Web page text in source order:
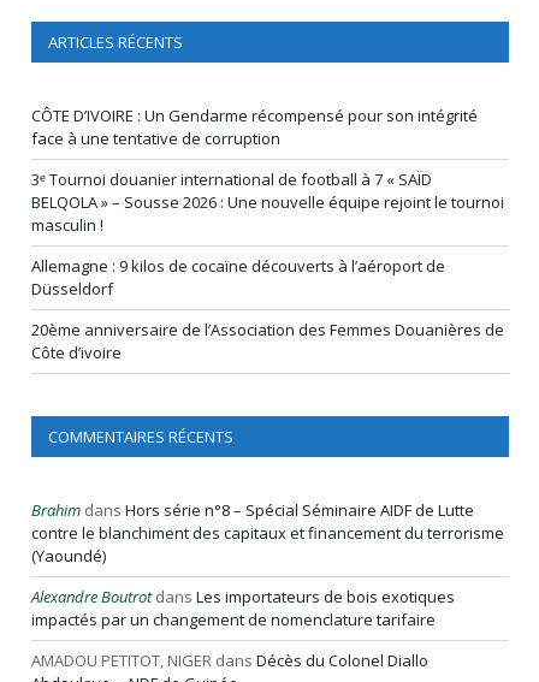
ARTICLES RÉCENTS
CÔTE D’IVOIRE : Un Gendarme récompensé pour son intégrité
face à une tentative de corruption
3ᵉ Tournoi douanier international de football à 7 « SAÏD
BELQOLA » – Sousse 2026 : Une nouvelle équipe rejoint le tournoi
masculin !
Allemagne : 9 kilos de cocaïne découverts à l’aéroport de
Düsseldorf
20ème anniversaire de l’Association des Femmes Douanières de
Côte d’ivoire
COMMENTAIRES RÉCENTS
Brahim dans Hors série n°8 – Spécial Séminaire AIDF de Lutte
contre le blanchiment des capitaux et financement du terrorisme
(Yaoundé)
Alexandre Boutrotdans Les importateurs de bois exotiques
impactés par un changement de nomenclature tarifaire
AMADOU PETITOT, NIGER dans Décès du Colonel Diallo